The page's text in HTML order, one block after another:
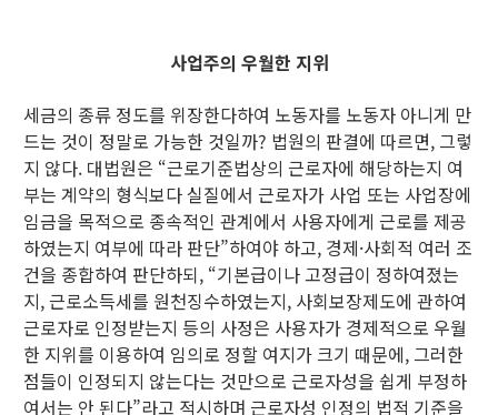
사업주의 우월한 지위
세금의 종류 정도를 위장한다하여 노동자를 노동자 아니게 만
드는 것이 정말로 가능한 것일까? 법원의 판결에 따르면, 그렇
지 않다. 대법원은 “근로기준법상의 근로자에 해당하는지 여
부는 계약의 형식보다 실질에서 근로자가 사업 또는 사업장에
임금을 목적으로 종속적인 관계에서 사용자에게 근로를 제공
하였는지 여부에 따라 판단”하여야 하고, 경제·사회적 여러 조
건을 종합하여 판단하되, “기본급이나 고정급이 정하여졌는
지, 근로소득세를 원천징수하였는지, 사회보장제도에 관하여
근로자로 인정받는지 등의 사정은 사용자가 경제적으로 우월
한 지위를 이용하여 임의로 정할 여지가 크기 때문에, 그러한
점들이 인정되지 않는다는 것만으로 근로자성을 쉽게 부정하
여서는 안 된다”라고 적시하며 근로자성 인정의 법적 기준을